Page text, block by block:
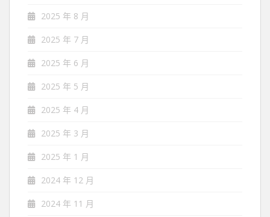
2025 年 8 月
2025 年 7 月
2025 年 6 月
2025 年 5 月
2025 年 4 月
2025 年 3 月
2025 年 1 月
2024 年 12 月
2024 年 11 月